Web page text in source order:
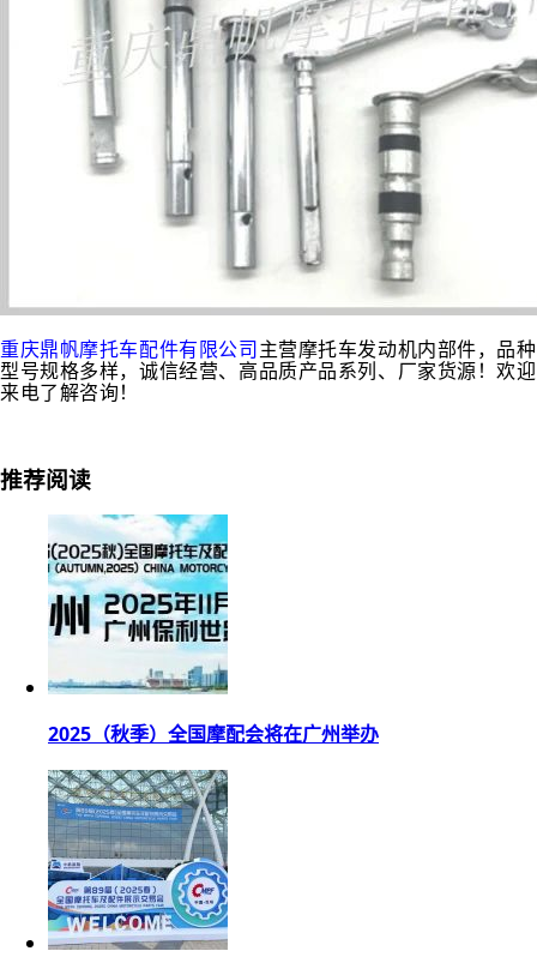
重庆鼎帆摩托车配件有限公司主营摩托车发动机内部件，品种
型号规格多样，诚信经营、高品质产品系列、厂家货源！欢迎
来电了解咨询！
推荐阅读
2025（秋季）全国摩配会将在广州举办